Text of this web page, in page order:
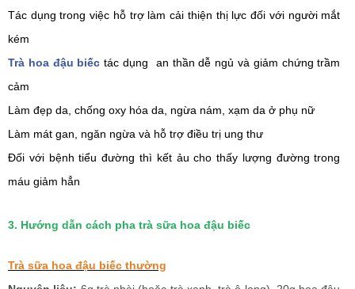
Tác dụng trong việc hỗ trợ làmcải thiện thị lực đối với người mắt
kém
Trà hoa đậu biếc tác dụng an thần dễ ngủ và giảm chứng trầm
cảm
Làm đẹp da, chống oxy hóa da, ngừa nám, xạm da ở phụ nữ
Làm mát gan, ngăn ngừa và hỗ trợ điều trị ung thư
Đối với bệnh tiểu đường thì kết ảu cho thấy lượng đường trong
máu giảm hẳn
3. Hướng dẫn cách pha trà sữa hoa đậu biếc
Trà sữa hoa đậu biếc thường